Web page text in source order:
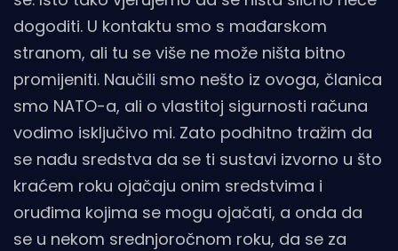
dogoditi. U kontaktu smo s mađarskom
stranom, ali tu se više ne može ništa bitno
promijeniti. Naučili smo nešto iz ovoga, članica
smo NATO-a, ali o vlastitoj sigurnosti računa
vodimo isključivo mi. Zato podhitno tražim da
se nađu sredstva da se ti sustavi izvorno u što
kraćem roku ojačaju onim sredstvima i
oruđima kojima se mogu ojačati, a onda da
se u nekom srednjoročnom roku, da se za